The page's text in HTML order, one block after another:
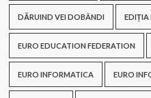
DĂRUIND VEI DOBÂNDI EDIȚIA
EURO EDUCATION FEDERATION
EURO INFORMATICA EURO